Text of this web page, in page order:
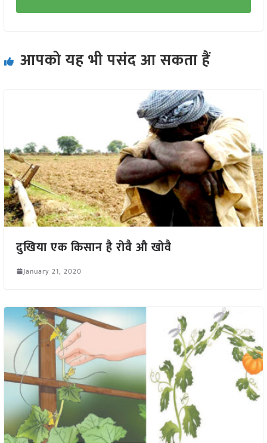
आपको यह भी पसंद आ सकता हैं
दुखिया एक किसान है रोवै औ खोवै
January 21, 2020